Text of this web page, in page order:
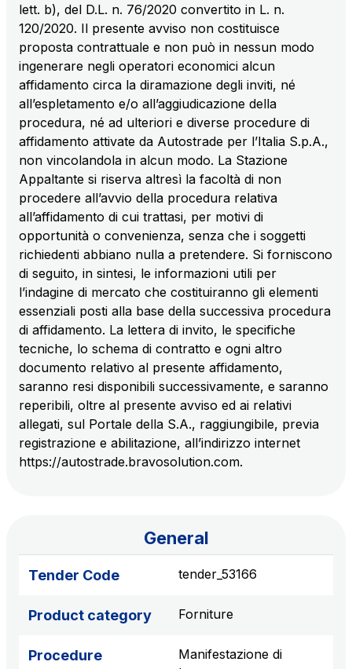
AdMoving
Advertising spaces and services, event management
in service areas
YouVerse
Administrative, general and property management
services
Giovia
Cleaning activities on outdoor sites, green areas and
toilets
Società Italiana per il Traforo del Monte Bianco
S.p.A.
Network Km: 6
Concession expiring in 2050
Raccordo Autostradale Valle d’Aosta S.p.A.
Network Km: 32
Concession expiring in 2032
Concession expiring in 2028
Tangenziale di Napoli S.p.A.
Concession expiring in 2037
lett. b), del D.L. n. 76/2020 convertito in L. n.
120/2020. Il presente avviso non costituisce
proposta contrattuale e non può in nessun modo
ingenerare negli operatori economici alcun
affidamento circa la diramazione degli inviti, né
all’espletamento e/o all’aggiudicazione della
procedura, né ad ulteriori e diverse procedure di
affidamento attivate da Autostrade per l’Italia S.p.A.,
non vincolandola in alcun modo. La Stazione
Appaltante si riserva altresì la facoltà di non
procedere all’avvio della procedura relativa
all’affidamento di cui trattasi, per motivi di
opportunità o convenienza, senza che i soggetti
richiedenti abbiano nulla a pretendere. Si forniscono
di seguito, in sintesi, le informazioni utili per
l’indagine di mercato che costituiranno gli elementi
essenziali posti alla base della successiva procedura
di affidamento. La lettera di invito, le specifiche
tecniche, lo schema di contratto e ogni altro
documento relativo al presente affidamento,
saranno resi disponibili successivamente, e saranno
reperibili, oltre al presente avviso ed ai relativi
allegati, sul Portale della S.A., raggiungibile, previa
registrazione e abilitazione, all’indirizzo internet
https://autostrade.bravosolution.com.
General
Tender Code tender_53166
Product category Forniture
Procedure
Manifestazione di